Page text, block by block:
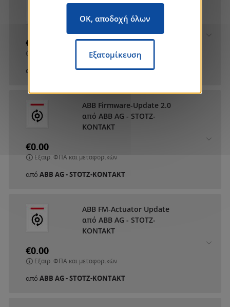
KONTAKT
€0.00
Εξαιρ. ΦΠΑ και μεταφορικών
από ABB AG - STOTZ-KONTAKT
ABB Firmware-Update 2.0
από ABB AG - STOTZ-
KONTAKT
€0.00
Εξαιρ. ΦΠΑ και μεταφορικών
από ABB AG - STOTZ-KONTAKT
ABB FM-Actuator Update
από ABB AG - STOTZ-
KONTAKT
€0.00
Εξαιρ. ΦΠΑ και μεταφορικών
από ABB AG - STOTZ-KONTAKT
OK, αποδοχή όλων
Εξατομίκευση